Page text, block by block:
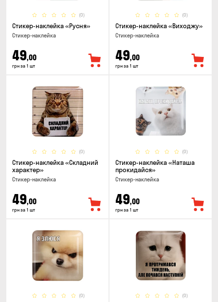
(0)
Стикер-наклейка «Русня»
Стикер-наклейка
49,00
грн за 1 шт
(0)
Стикер-наклейка «Виходжу»
Стикер-наклейка
49,00
грн за 1 шт
(0)
Стикер-наклейка «Складний
характер»
Стикер-наклейка
49,00
грн за 1 шт
(0)
Стикер-наклейка «Наташа
прокидайся»
Стикер-наклейка
49,00
грн за 1 шт
(0) (0)